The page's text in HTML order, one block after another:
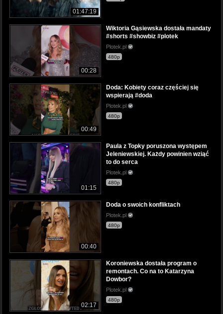
01:47:19
00:28
Wiktoria Gąsiewska dostała mandaty
#shorts #showbiz #plotek
Plotek.pl
480p
00:49
Doda: Kobiety coraz częściej się
wspierają #doda
Plotek.pl
480p
01:15
Paula z Topky poruszona występem
Jeleniewskiej. Każdy powinien wziąć
to do serca
Plotek.pl
480p
00:40
Doda o swoich konfliktach
Plotek.pl
480p
02:17
Koroniewska dostała program o
remontach. Co na to Katarzyna
Dowbor?
Plotek.pl
480p